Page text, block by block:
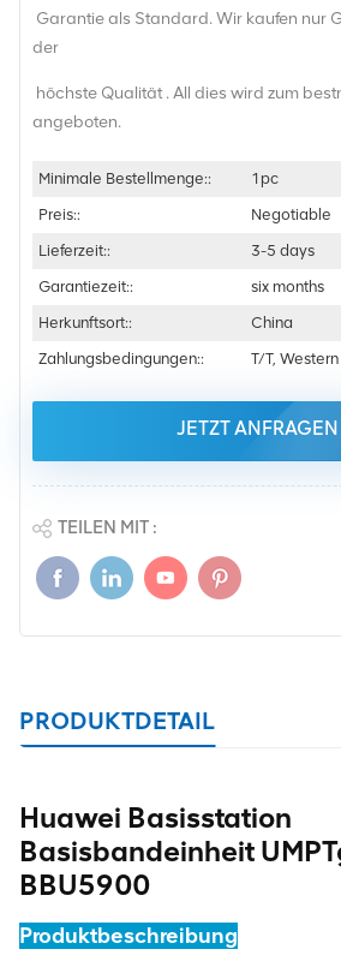
Garantie als Standard. Wir kaufen nur
der
höchste Qualität . All dies wird zum
angeboten.
Minimale Bestellmenge::
1pc
Preis::
Negotiable
Lieferzeit::
3-5 days
Garantiezeit::
six months
Herkunftsort::
China
Zahlungsbedingungen::
T/T,
JETZT ANFRAGEN
TEILEN MIT :
PRODUKTDETAIL
Huawei Basisstation
Basisbandeinheit
BBU5900
Produktbeschreibung